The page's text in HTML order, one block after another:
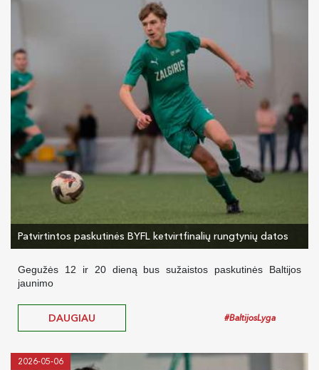
Patvirtintos paskutinės BYFL ketvirtfinalių rungtynių datos
Gegužės 12 ir 20 dieną bus sužaistos paskutinės Baltijos
jaunimo
DAUGIAU #BaltijosLyga
2026-05-06